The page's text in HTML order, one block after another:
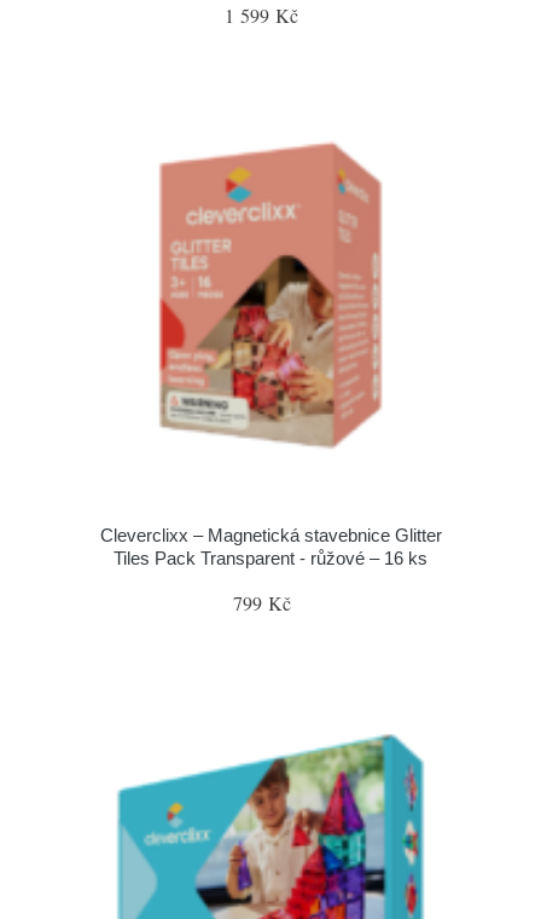
1 599 Kč
Cleverclixx – Magnetická stavebnice Glitter
Tiles Pack Transparent - růžové – 16 ks
799 Kč